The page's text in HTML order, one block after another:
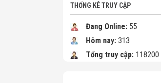
THỐNG KÊ TRUY CẬP
Đang Online: 55
Hôm nay: 313
Tổng truy cập: 118200